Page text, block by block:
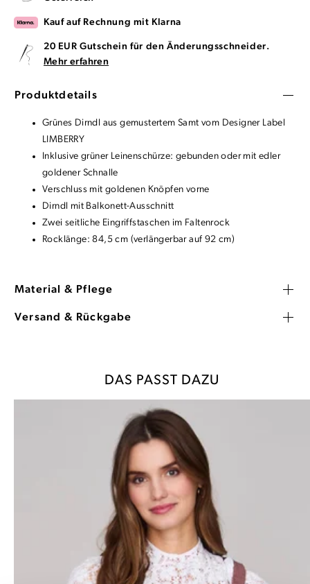
Kauf auf Rechnung mit Klarna
20 EUR Gutschein für den Änderungsschneider.
Mehr erfahren
Produktdetails
Grünes Dirndl aus gemustertem Samt vom Designer Label
LIMBERRY
Inklusive grüner Leinenschürze: gebunden oder mit edler
goldener Schnalle
Verschluss mit goldenen Knöpfen vorne
Dirndl mit Balkonett-Ausschnitt
Zwei seitliche Eingriffstaschen im Faltenrock
Rocklänge: 84,5 cm (verlängerbar auf 92 cm)
Material & Pflege
Versand & Rückgabe
DAS PASST DAZU